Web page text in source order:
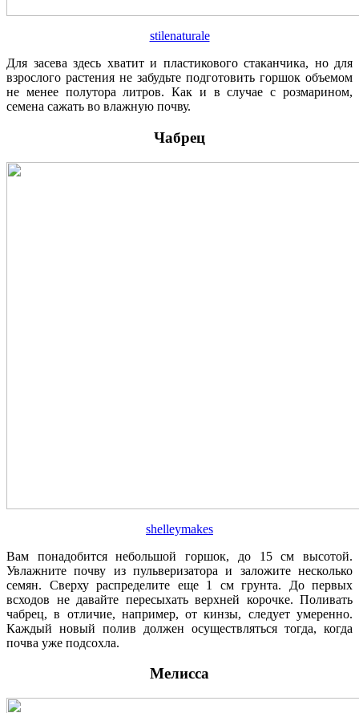
stilenaturale
Для засева здесь хватит и пластикового стаканчика, но для
взрослого растения не забудьте подготовить горшок объемом
не менее полутора литров. Как и в случае с розмарином,
семена сажать во влажную почву.
Чабрец
shelleymakes
Вам понадобится небольшой горшок, до 15 см высотой.
Увлажните почву из пульверизатора и заложите несколько
семян. Сверху распределите еще 1 см грунта. До первых
всходов не давайте пересыхать верхней корочке. Поливать
чабрец, в отличие, например, от кинзы, следует умеренно.
Каждый новый полив должен осуществляться тогда, когда
почва уже подсохла.
Мелисса